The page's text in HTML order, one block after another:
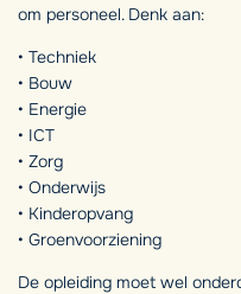
om personeel. Denk aan:
• Techniek
• Bouw
• Energie
• ICT
• Zorg
• Onderwijs
• Kinderopvang
• Groenvoorziening
De opleiding moet wel